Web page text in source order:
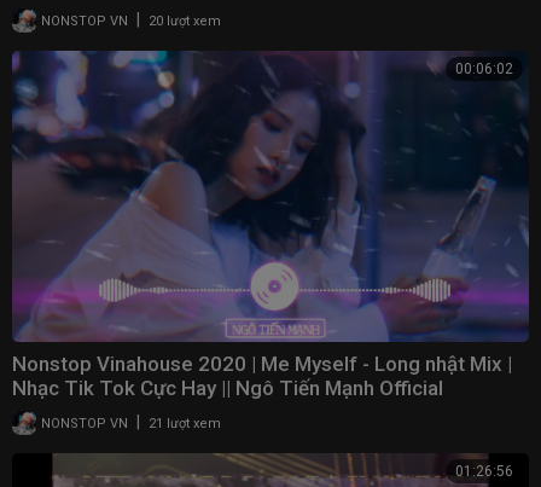
NONSTOP VN 20 lượt xem
00:06:02
Nonstop Vinahouse 2020 | Me Myself - Long nhật Mix |
Nhạc Tik Tok Cực Hay || Ngô Tiến Mạnh Official
NONSTOP VN 21 lượt xem
01:26:56